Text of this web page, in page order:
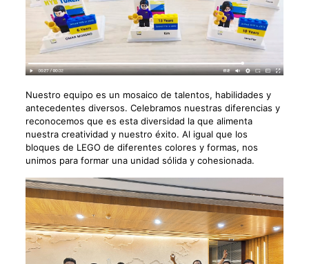
Nuestro equipo es un mosaico de talentos, habilidades y
antecedentes diversos. Celebramos nuestras diferencias y
reconocemos que es esta diversidad la que alimenta
nuestra creatividad y nuestro éxito. Al igual que los
bloques de LEGO de diferentes colores y formas, nos
unimos para formar una unidad sólida y cohesionada.